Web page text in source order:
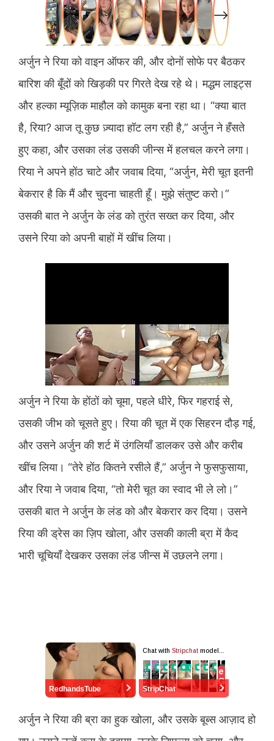
अर्जुन ने रिया को वाइन ऑफर की, और दोनों सोफे पर बैठकर
बारिश की बूँदों को खिड़की पर गिरते देख रहे थे। मद्धम लाइट्स
और हल्का म्यूज़िक माहौल को कामुक बना रहा था। “क्या बात
है, रिया? आज तू कुछ ज़्यादा हॉट लग रही है,” अर्जुन ने हँसते
हुए कहा, और उसका लंड उसकी जीन्स में हलचल करने लगा।
रिया ने अपने होंठ चाटे और जवाब दिया, “अर्जुन, मेरी चूत इतनी
बेकरार है कि मैं और चुदना चाहती हूँ। मुझे संतुष्ट करो।”
उसकी बात ने अर्जुन के लंड को तुरंत सख्त कर दिया, और
उसने रिया को अपनी बाहों में खींच लिया।
अर्जुन ने रिया के होंठों को चूमा, पहले धीरे, फिर गहराई से,
उसकी जीभ को चूसते हुए। रिया की चूत में एक सिहरन दौड़ गई,
और उसने अर्जुन की शर्ट में उंगलियाँ डालकर उसे और करीब
खींच लिया। “तेरे होंठ कितने रसीले हैं,” अर्जुन ने फुसफुसाया,
और रिया ने जवाब दिया, “तो मेरी चूत का स्वाद भी ले लो।”
उसकी बात ने अर्जुन के लंड को और बेकरार कर दिया। उसने
रिया की ड्रेस का ज़िप खोला, और उसकी काली ब्रा में कैद
भारी चूचियाँ देखकर उसका लंड जीन्स में उछलने लगा।
RedhandsTube StripChat
अर्जुन ने रिया की ब्रा का हुक खोला, और उसके बूब्स आज़ाद हो